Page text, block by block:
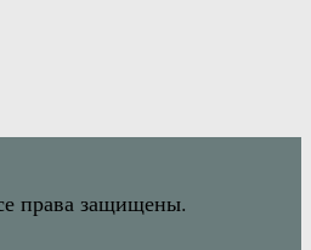
права защищены.